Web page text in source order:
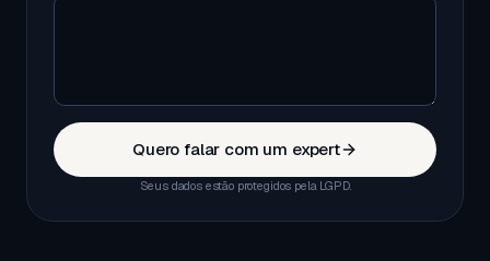
Quero falar com um expert
Seus dados estão protegidos pela LGPD.